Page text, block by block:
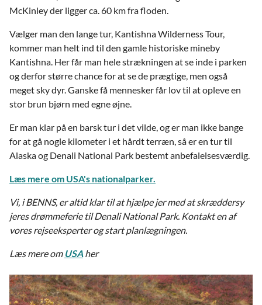
McKinley der ligger ca. 60 km fra floden.
Vælger man den lange tur, Kantishna Wilderness Tour,
kommer man helt ind til den gamle historiske mineby
Kantishna. Her får man hele strækningen at se inde i parken
og derfor større chance for at se de prægtige, men også
meget sky dyr. Ganske få mennesker får lov til at opleve en
stor brun bjørn med egne øjne.
Er man klar på en barsk tur i det vilde, og er man ikke bange
for at gå nogle kilometer i et hårdt terræn, så er en tur til
Alaska og Denali National Park bestemt anbefalelsesværdig.
Læs mere om USA's nationalparker.
Vi, i BENNS, er altid klar til at hjælpe jer med at skræddersy
jeres drømmeferie til Denali National Park. Kontakt en af
vores rejseeksperter og start planlægningen.
Læs mere om USAher